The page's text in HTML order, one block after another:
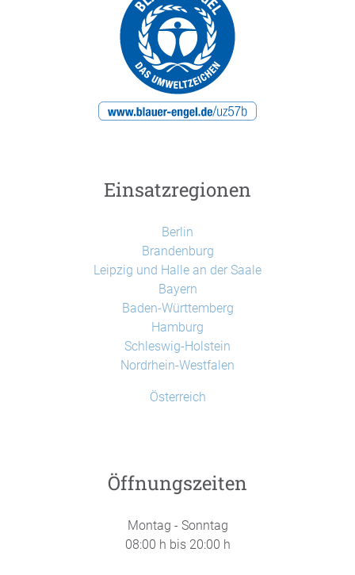
Einsatzregionen
Berlin
Brandenburg
Leipzig und Halle an der Saale
Bayern
Baden-Württemberg
Hamburg
Schleswig-Holstein
Nordrhein-Westfalen
Österreich
Öffnungszeiten
Montag - Sonntag
08:00 h bis 20:00 h